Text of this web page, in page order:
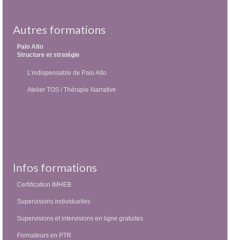
Autres formations
Palo Alto
Structure et stratégie
L’indispensable de Palo Alto
Atelier TOS / Thérapie Narrative
Infos formations
Certification IMHEB
Supervisions individuelles
Supervisions et intervisions en ligne gratuites
Formateurs en PTR